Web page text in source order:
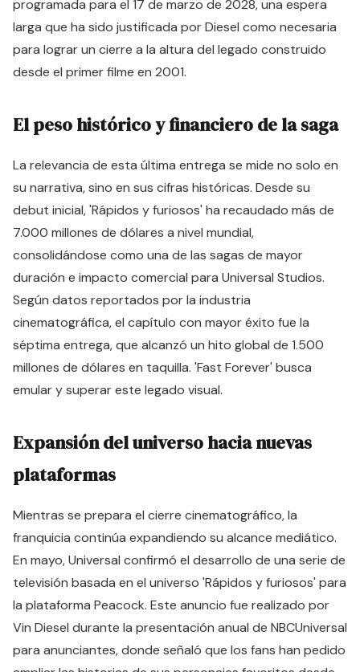
programada para el 17 de marzo de 2028, una espera
larga que ha sido justificada por Diesel como necesaria
para lograr un cierre a la altura del legado construido
desde el primer filme en 2001.
El peso histórico y financiero de la saga
La relevancia de esta última entrega se mide no solo en
su narrativa, sino en sus cifras históricas. Desde su
debut inicial, 'Rápidos y furiosos' ha recaudado más de
7.000 millones de dólares a nivel mundial,
consolidándose como una de las sagas de mayor
duración e impacto comercial para Universal Studios.
Según datos reportados por la industria
cinematográfica, el capítulo con mayor éxito fue la
séptima entrega, que alcanzó un hito global de 1.500
millones de dólares en taquilla. 'Fast Forever' busca
emular y superar este legado visual.
Expansión del universo hacia nuevas
plataformas
Mientras se prepara el cierre cinematográfico, la
franquicia continúa expandiendo su alcance mediático.
En mayo, Universal confirmó el desarrollo de una serie de
televisión basada en el universo 'Rápidos y furiosos' para
la plataforma Peacock. Este anuncio fue realizado por
Vin Diesel durante la presentación anual de NBCUniversal
para anunciantes, donde señaló que los fans han pedido